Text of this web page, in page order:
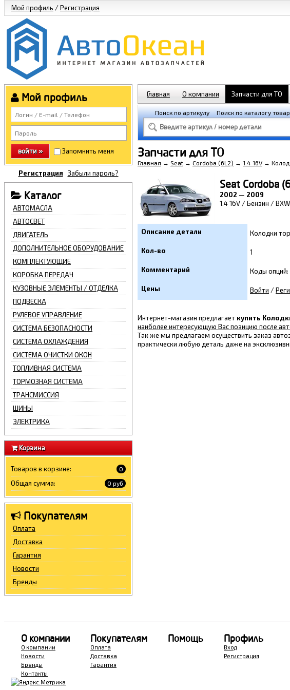
Мой профиль /Регистрация
Мой профиль
войти » Запомнить меня
Регистрация Забыли пароль?
Каталог
АВТОМАСЛА
АВТОСВЕТ
ДВИГАТЕЛЬ
ДОПОЛНИТЕЛЬНОЕ ОБОРУДОВАНИЕ
КОМПЛЕКТУЮЩИЕ
КОРОБКА ПЕРЕДАЧ
КУЗОВНЫЕ ЭЛЕМЕНТЫ / ОТДЕЛКА
ПОДВЕСКА
РУЛЕВОЕ УПРАВЛЕНИЕ
СИСТЕМА БЕЗОПАСНОСТИ
СИСТЕМА ОХЛАЖДЕНИЯ
СИСТЕМА ОЧИСТКИ ОКОН
ТОПЛИВНАЯ СИСТЕМА
ТОРМОЗНАЯ СИСТЕМА
ТРАНСМИССИЯ
ШИНЫ
ЭЛЕКТРИКА
Корзина
Товаров в корзине: 0
Общая сумма: 0 руб
Покупателям
Оплата
Доставка
Гарантия
Новости
Бренды
Главная О компании Запчасти для ТО
Поиск по артикулу Поиск по каталогу
Запчасти для ТО
Главная → Seat → Cordoba (6L2) → 1.4 16V →
Seat Cordoba
2002 — 2009
1.4 16V / Бензин /
Описание детали Колодки
Кол-во 1
Комментарий Коды опций:
Цены Войти /
Интернет-магазин предлагает купить
наиболее интересующую Вас позицию после
Так же мы предлагаем осуществить заказ
практически любую деталь даже на
О компании
О компании
Новости
Бренды
Контакты
Покупателям
Оплата
Доставка
Гарантия
Помощь Профиль
Вход
Регистрация